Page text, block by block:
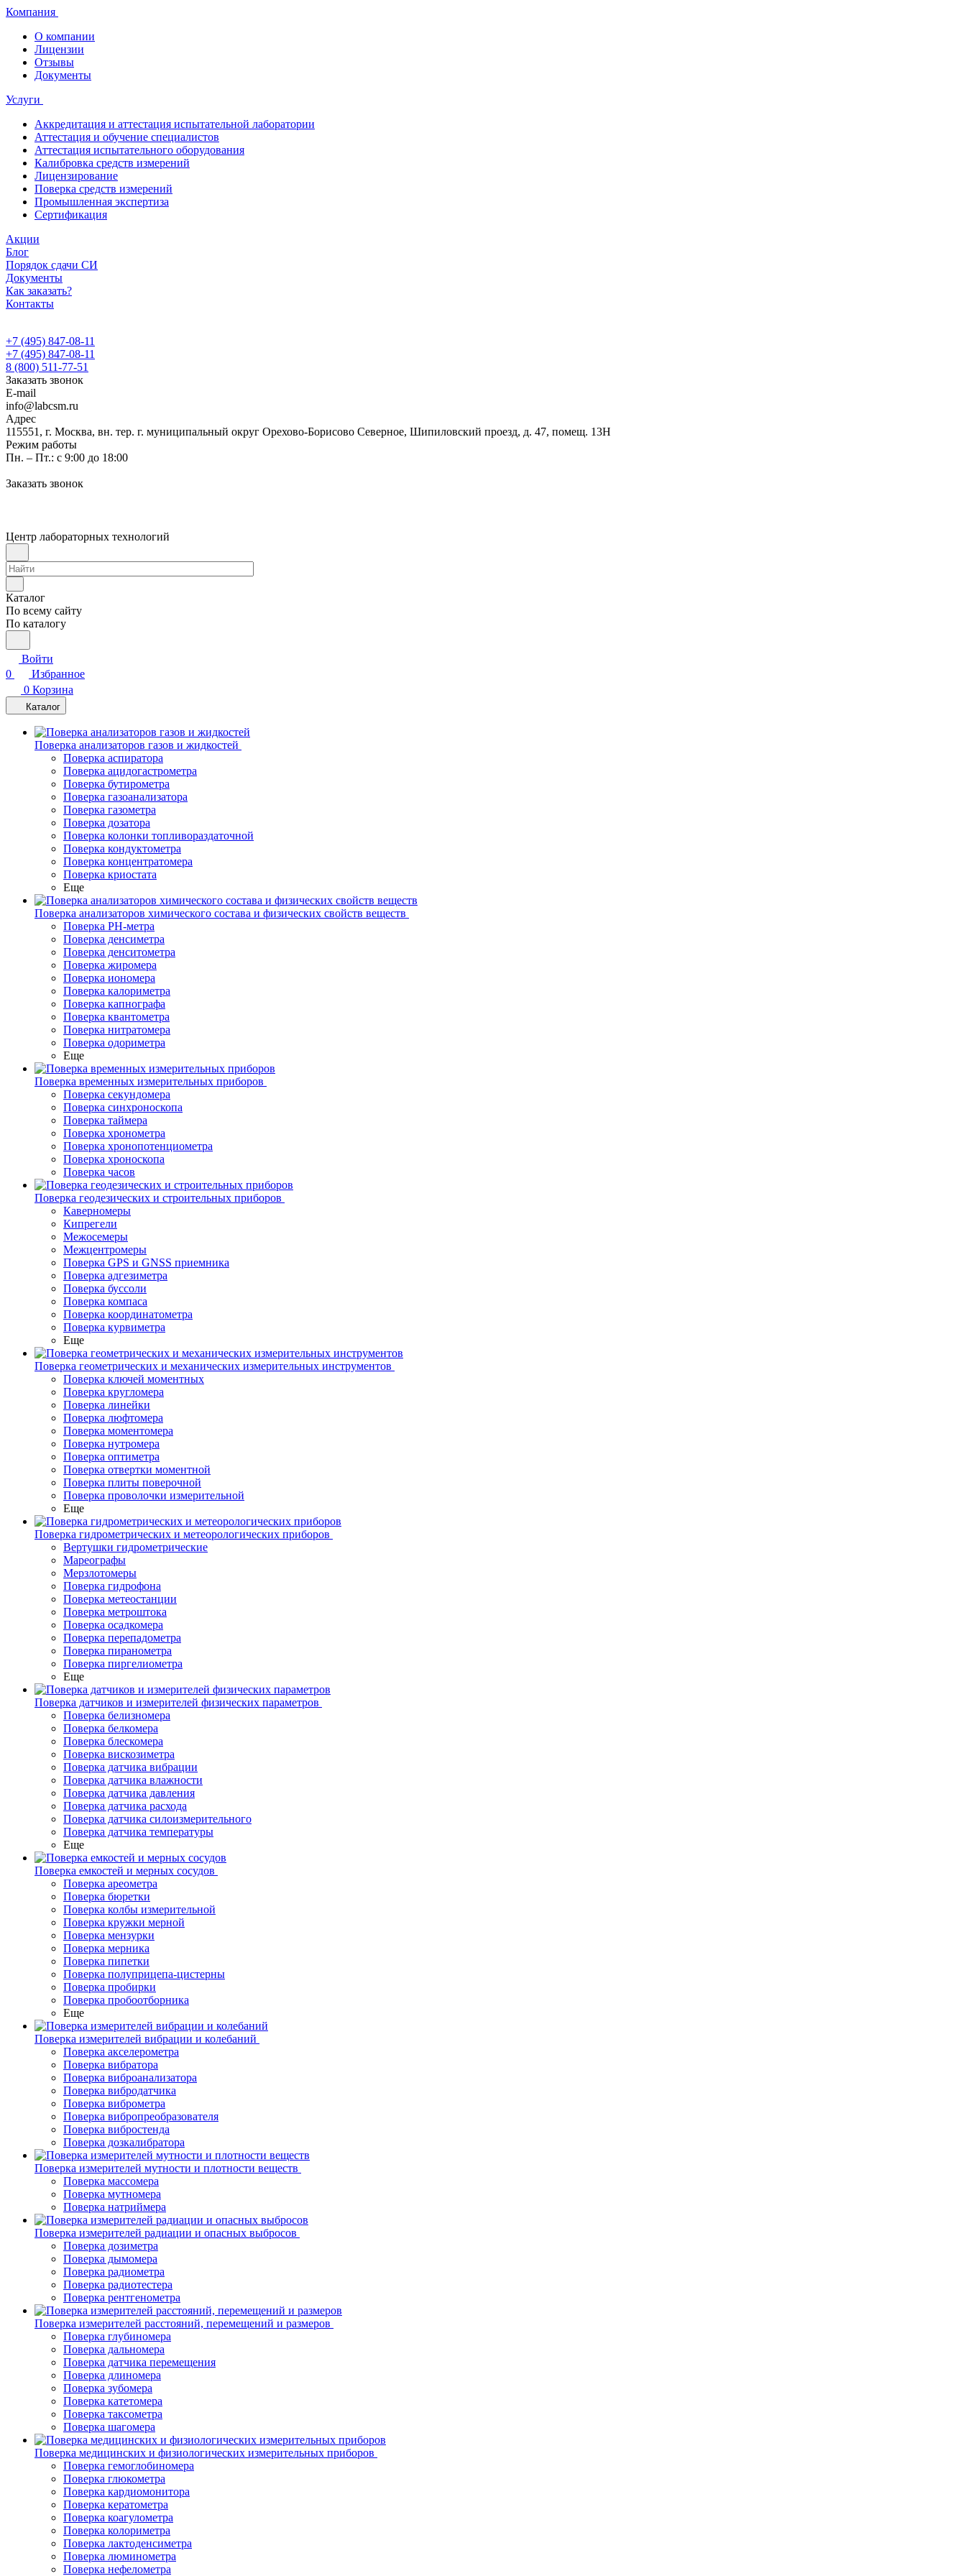
Компания
О компании
Лицензии
Отзывы
Документы
Услуги
Аккредитация и аттестация испытательной лаборатории
Аттестация и обучение специалистов
Аттестация испытательного оборудования
Калибровка средств измерений
Лицензирование
Поверка средств измерений
Промышленная экспертиза
Сертификация
Акции
Блог
Порядок сдачи СИ
Документы
Как заказать?
Контакты
+7 (495) 847-08-11
+7 (495) 847-08-11
8 (800) 511-77-51
Заказать звонок
E-mail
info@labcsm.ru
Адрес
115551, г. Москва, вн. тер. г. муниципальный округ Орехово-Борисово Северное, Шипиловский проезд, д. 47, помещ. 13Н
Режим работы
Пн. – Пт.: с 9:00 до 18:00
Заказать звонок
Центр лабораторных технологий
Каталог
По всему сайту
По каталогу
Войти
0
Избранное
0 Корзина
Каталог
Поверка анализаторов газов и жидкостей
Поверка аспиратора
Поверка ацидогастрометра
Поверка бутирометра
Поверка газоанализатора
Поверка газометра
Поверка дозатора
Поверка колонки топливораздаточной
Поверка кондуктометра
Поверка концентратомера
Поверка криостата
Еще
Поверка анализаторов химического состава и физических свойств веществ
Поверка PH-метра
Поверка денсиметра
Поверка денситометра
Поверка жиромера
Поверка иономера
Поверка калориметра
Поверка капнографа
Поверка квантометра
Поверка нитратомера
Поверка одориметра
Еще
Поверка временных измерительных приборов
Поверка секундомера
Поверка синхроноскопа
Поверка таймера
Поверка хронометра
Поверка хронопотенциометра
Поверка хроноскопа
Поверка часов
Поверка геодезических и строительных приборов
Каверномеры
Кипрегели
Межосемеры
Межцентромеры
Поверка GPS и GNSS приемника
Поверка адгезиметра
Поверка буссоли
Поверка компаса
Поверка координатометра
Поверка курвиметра
Еще
Поверка геометрических и механических измерительных инструментов
Поверка ключей моментных
Поверка кругломера
Поверка линейки
Поверка люфтомера
Поверка моментомера
Поверка нутромера
Поверка оптиметра
Поверка отвертки моментной
Поверка плиты поверочной
Поверка проволочки измерительной
Еще
Поверка гидрометрических и метеорологических приборов
Вертушки гидрометрические
Мареографы
Мерзлотомеры
Поверка гидрофона
Поверка метеостанции
Поверка метроштока
Поверка осадкомера
Поверка перепадометра
Поверка пиранометра
Поверка пиргелиометра
Еще
Поверка датчиков и измерителей физических параметров
Поверка белизномера
Поверка белкомера
Поверка блескомера
Поверка вискозиметра
Поверка датчика вибрации
Поверка датчика влажности
Поверка датчика давления
Поверка датчика расхода
Поверка датчика силоизмерительного
Поверка датчика температуры
Еще
Поверка емкостей и мерных сосудов
Поверка ареометра
Поверка бюретки
Поверка колбы измерительной
Поверка кружки мерной
Поверка мензурки
Поверка мерника
Поверка пипетки
Поверка полуприцепа-цистерны
Поверка пробирки
Поверка пробоотборника
Еще
Поверка измерителей вибрации и колебаний
Поверка акселерометра
Поверка вибратора
Поверка виброанализатора
Поверка вибродатчика
Поверка виброметра
Поверка вибропреобразователя
Поверка вибростенда
Поверка дозкалибратора
Поверка измерителей мутности и плотности веществ
Поверка массомера
Поверка мутномера
Поверка натриймера
Поверка измерителей радиации и опасных выбросов
Поверка дозиметра
Поверка дымомера
Поверка радиометра
Поверка радиотестера
Поверка рентгенометра
Поверка измерителей расстояний, перемещений и размеров
Поверка глубиномера
Поверка дальномера
Поверка датчика перемещения
Поверка длиномера
Поверка зубомера
Поверка катетомера
Поверка таксометра
Поверка шагомера
Поверка медицинских и физиологических измерительных приборов
Поверка гемоглобиномера
Поверка глюкометра
Поверка кардиомонитора
Поверка кератометра
Поверка коагулометра
Поверка колориметра
Поверка лактоденсиметра
Поверка люминометра
Поверка нефелометра